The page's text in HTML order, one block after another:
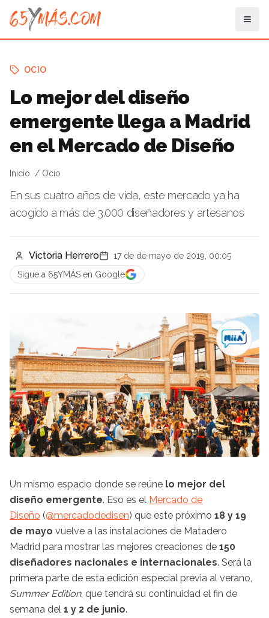
OCIO
Lo mejor del diseño
emergente llega a Madrid
en el Mercado de Diseño
Inicio Ocio
En sus cuatro años de vida, este mercado ya ha
acogido a más de 3.000 diseñadores y artesanos
Victoria Herrero
17 de de mayo de 2019, 00:05
Sigue a 65YMÁS en Google
Un mismo espacio donde se reúne lo mejor del
diseño emergente. Eso es el Mercado de
Diseño (@mercadodedisen) que este próximo 18 y 19
de mayo vuelve a las instalaciones de Matadero
Madrid para mostrar las mejores creaciones de 150
diseñadores nacionales e internacionales. Será la
primera parte de esta edición especial previa al verano,
Summer Edition, que tendrá su continuidad el fin de
semana del 1 y 2 de junio.